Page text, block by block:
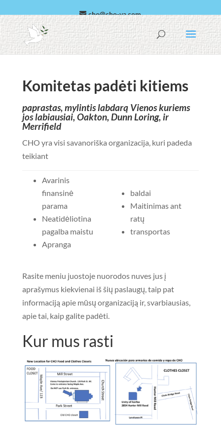
cho@cho-va.com
arabų
español
Komitetas padėti kitiems
paprastas, mylintis labdarą Vienos kuriems
jos labiausiai, Oakton, Dunn Loring, ir
Merrifield
CHO yra visi savanoriška organizacija, kuri padeda
teikiant
Avarinis
finansinė
parama
Neatidėliotina
pagalba maistu
Apranga
baldai
Maitinimas ant
ratų
transportas
Rasite meniu juostoje nuorodos nuves jus į
aprašymus kiekvienai iš šių paslaugų, taip pat
informaciją apie mūsų organizaciją ir, svarbiausias,
apie tai, kaip galite padėti.
Kur mus rasti